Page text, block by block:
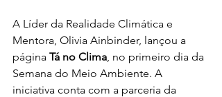
A Líder da Realidade Climática e
Mentora, Olivia Ainbinder, lançou a
página Tá no Clima, no primeiro dia da
Semana do Meio Ambiente. A
iniciativa conta com a parceria da